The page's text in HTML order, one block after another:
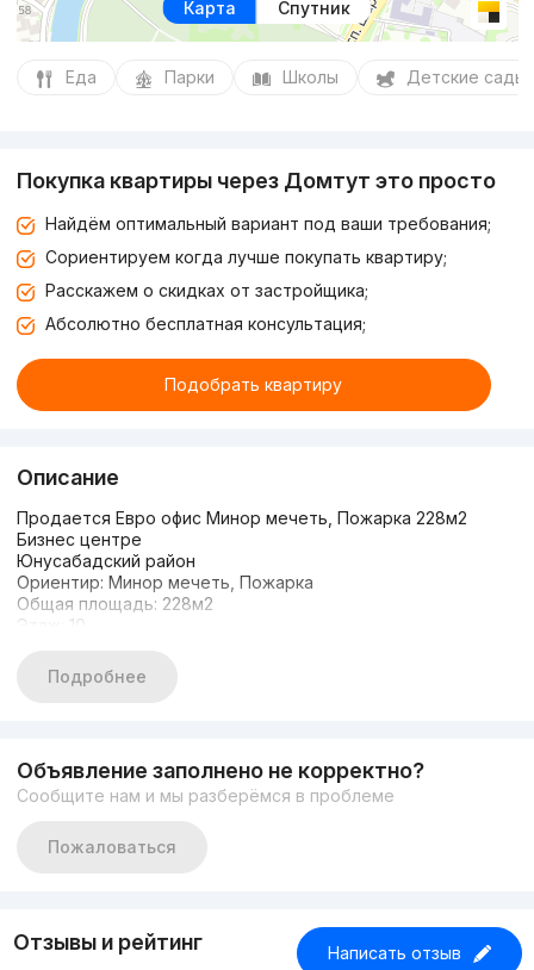
Карта Спутник
Еда Парки Школы Детские сады
Покупка квартиры через Домтут это просто
Найдём оптимальный вариант под ваши требования;
Сориентируем когда лучше покупать квартиру;
Расскажем о скидках от застройщика;
Абсолютно бесплатная консультация;
Подобрать квартиру
Описание
Продается Евро офис Минор мечеть, Пожарка 228м2
Бизнес центре
Юнусабадский район
Ориентир: Минор мечеть, Пожарка
Общая площадь: 228м2
Этаж: 10
Состояние: Евроремонт
Первая линия, вдоль дороги
Подробнее
Объявление заполнено не корректно?
Сообщите нам и мы разберёмся в проблеме
Пожаловаться
Отзывы и рейтинг Написать отзыв